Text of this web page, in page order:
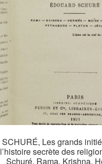
SCHURÉ, Les grands
l’histoire secrète des
Schuré. Rama, Krishna,